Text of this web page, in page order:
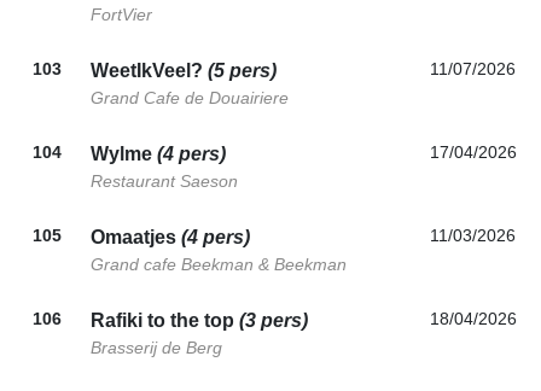
FortVier
103 WeetIkVeel? (5 pers)
Grand Cafe de Douairiere
11/07/2026
104 Wylme (4 pers)
Restaurant Saeson
17/04/2026
105 Omaatjes (4 pers)
Grand cafe Beekman & Beekman
11/03/2026
106 Rafiki to the top (3 pers)
Brasserij de Berg
18/04/2026